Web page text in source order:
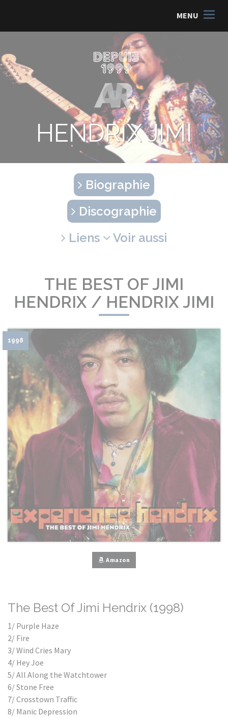
MENU
HENDRIX JIMI
Biographie
Discographie
Liens
Voir aussi
THE BEST OF JIMI
HENDRIX / HENDRIX JIMI
1998
Amazon
The Best Of Jimi Hendrix (1998)
1/ Purple Haze
2/ Fire
3/ Wind Cries Mary
4/ Hey Joe
5/ All Along the Watchtower
6/ Stone Free
7/ Crosstown Traffic
8/ Manic Depression